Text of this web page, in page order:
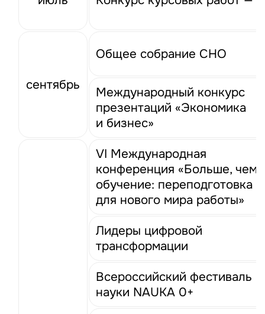
сентябрь
Общее собрание СНО
Международный конкурс
презентаций «Экономика
и бизнес»
VI Международная
конференция «Больше, чем
обучение: переподготовка
для нового мира работы»
Лидеры цифровой
трансформации
Всероссийский фестиваль
науки NAUKA 0+